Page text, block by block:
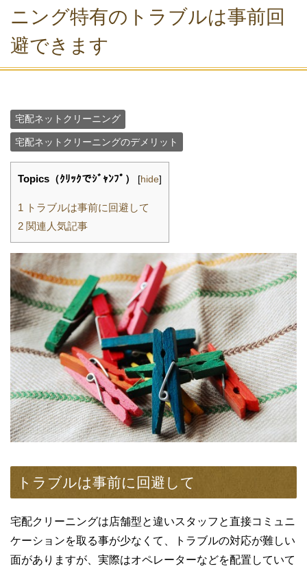
ニング特有のトラブルは事前回
避できます
宅配ネットクリーニング
宅配ネットクリーニングのデメリット
Topics（ｸﾘｯｸでｼﾞｬﾝﾌﾟ） [hide]
1 トラブルは事前に回避して
2 関連人気記事
トラブルは事前に回避して
宅配クリーニングは店舗型と違いスタッフと直接コミュニ
ケーションを取る事が少なくて、トラブルの対応が難しい
面がありますが、実際はオペレーターなどを配置していて